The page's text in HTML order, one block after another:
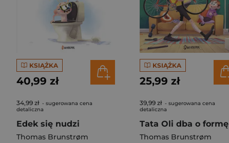
KSIĄŻKA
40,99 zł
34,99 zł - sugerowana cena
detaliczna
Edek się nudzi
Thomas Brunstrøm
KSIĄŻKA
25,99 zł
39,99 zł - sugerowana cena
detaliczna
Tata Oli dba o formę
Thomas Brunstrøm